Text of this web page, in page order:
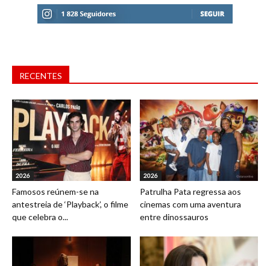
RECENTES
2026
Famosos reúnem-se na
antestreia de ‘Playback’, o filme
que celebra o...
2026
Patrulha Pata regressa aos
cinemas com uma aventura
entre dinossauros